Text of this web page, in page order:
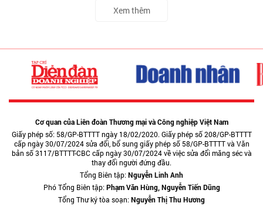
Xem thêm
Cơ quan của Liên đoàn Thương mại và Công nghiệp Việt Nam
Giấy phép số: 58/GP-BTTTT ngày 18/02/2020. Giấy phép số 208/GP-BTTTT
cấp ngày 30/07/2024 sửa đổi, bổ sung giấy phép số 58/GP-BTTTT và Văn
bản số 3117/BTTTT-CBC cấp ngày 30/07/2024 về việc sửa đổi măng séc và
thay đổi người đứng đầu.
Tổng Biên tập:Nguyễn Linh Anh
Phó Tổng Biên tập:Phạm Văn Hùng, Nguyễn Tiến Dũng
Tổng Thư ký tòa soạn:Nguyễn Thị Thu Hương